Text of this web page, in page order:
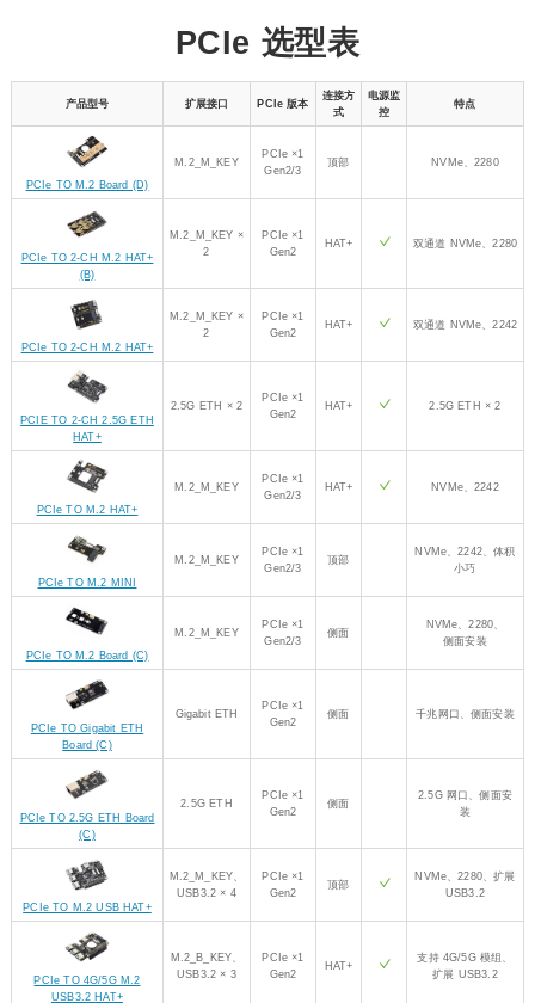
PCIe 选型表
产品型号 扩展接口 PCIe 版本
连接方
式
电源监
控
特点
PCIe TO M.2 Board (D)
M.2_M_KEY
PCIe ×1
Gen2/3
顶部 NVMe、2280
PCIe TO 2-CH M.2 HAT+
(B)
M.2_M_KEY ×
2
PCIe ×1
Gen2
HAT+ 双通道 NVMe、2280
PCIe TO 2-CH M.2 HAT+
M.2_M_KEY ×
2
PCIe ×1
Gen2
HAT+ 双通道 NVMe、2242
PCIE TO 2-CH 2.5G ETH
HAT+
2.5G ETH × 2
PCIe ×1
Gen2
HAT+ 2.5G ETH × 2
PCIe TO M.2 HAT+
M.2_M_KEY
PCIe ×1
Gen2/3
HAT+ NVMe、2242
PCIe TO M.2 MINI
M.2_M_KEY
PCIe ×1
Gen2/3
顶部
NVMe、2242、体积
小巧
PCIe TO M.2 Board (C)
M.2_M_KEY
PCIe ×1
Gen2/3
侧面
NVMe、2280、
侧面安装
PCIe TO Gigabit ETH
Board (C)
Gigabit ETH
PCIe ×1
Gen2
侧面 千兆网口、侧面安装
PCIe TO 2.5G ETH Board
(C)
2.5G ETH
PCIe ×1
Gen2
侧面
2.5G 网口、侧面安
装
PCIe TO M.2 USB HAT+
M.2_M_KEY、
USB3.2 × 4
PCIe ×1
Gen2
顶部
NVMe、2280、扩展
USB3.2
PCIe TO 4G/5G M.2
USB3.2 HAT+
M.2_B_KEY、
USB3.2 × 3
PCIe ×1
Gen2
HAT+
支持 4G/5G 模组、
扩展 USB3.2